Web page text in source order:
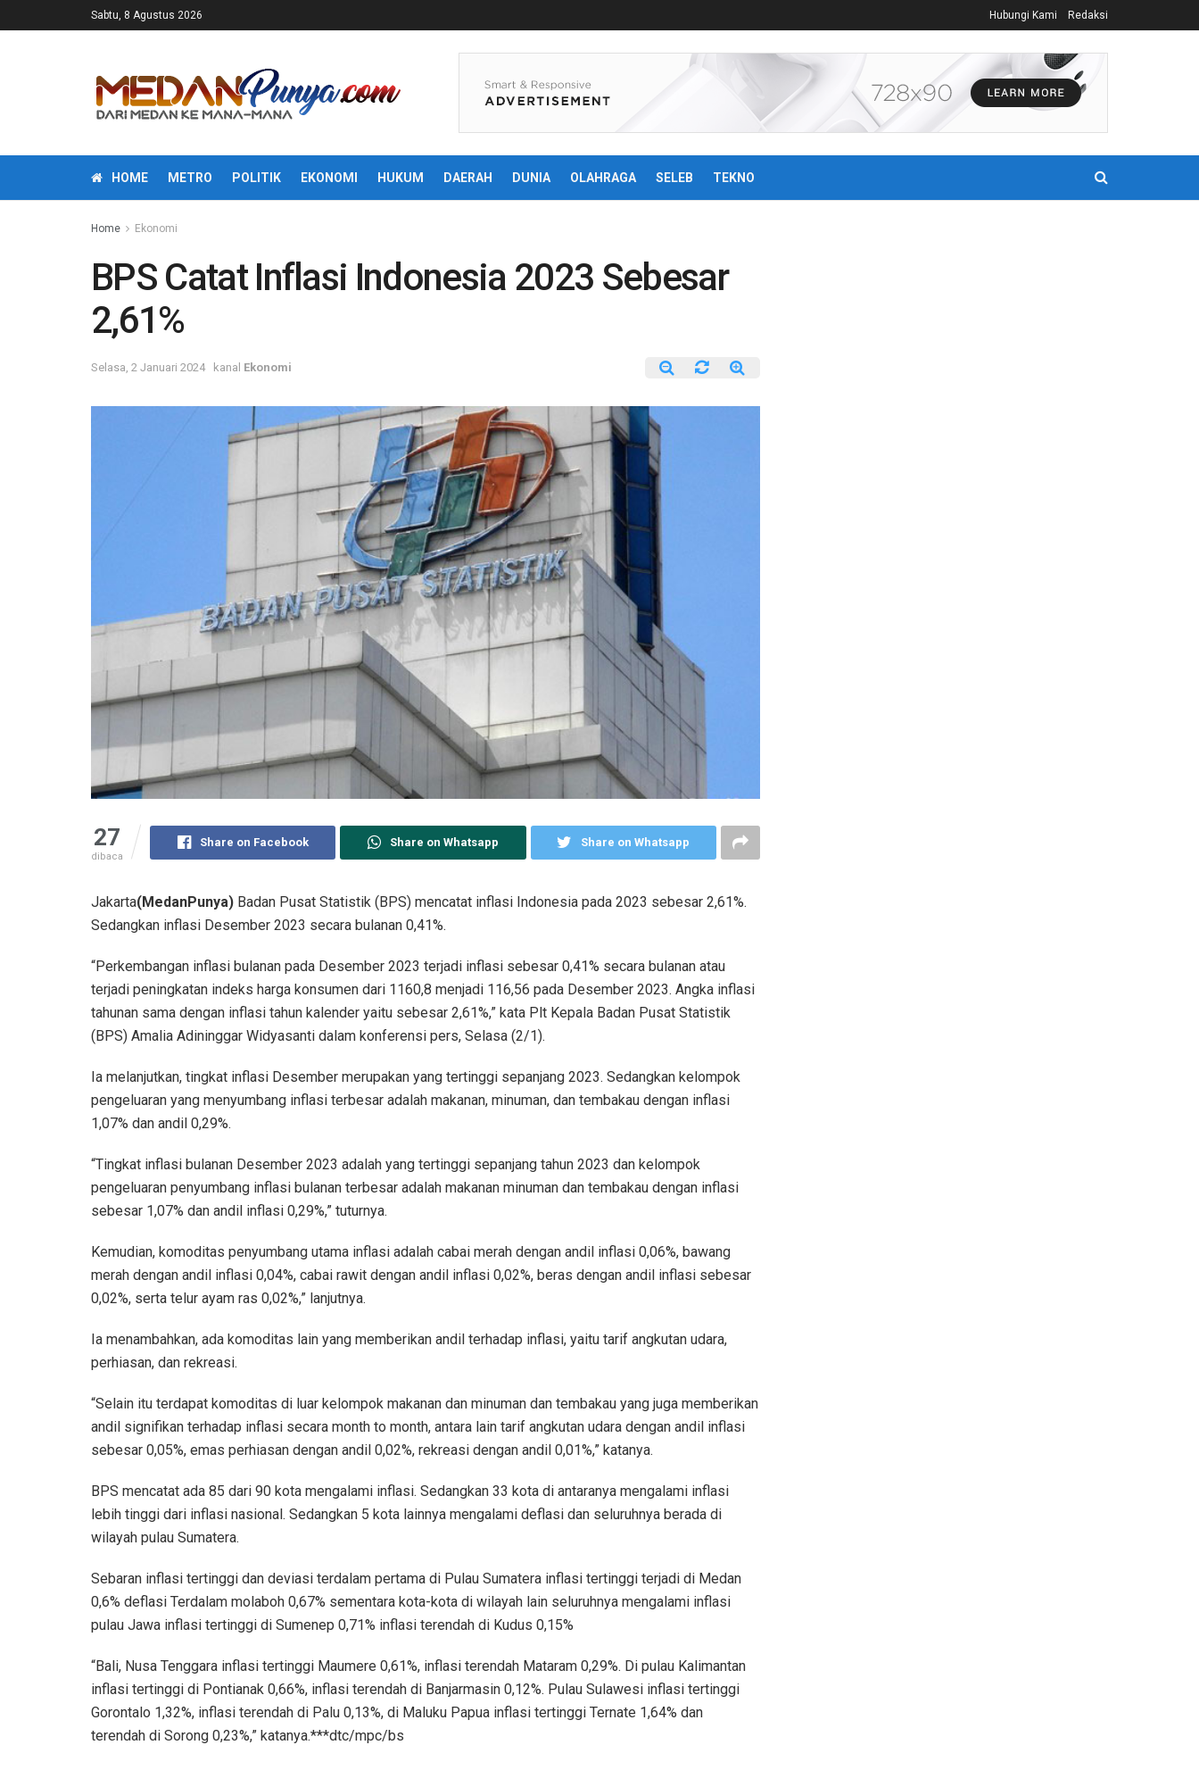
Sabtu, 8 Agustus 2026 Hubungi Kami Redaksi
HOME METRO POLITIK EKONOMI HUKUM DAERAH DUNIA OLAHRAGA SELEB TEKNO
Home Ekonomi
BPS Catat Inflasi Indonesia 2023 Sebesar
2,61%
Selasa, 2 Januari 2024 kanal Ekonomi
27
dibaca
Share on Facebook Share on Whatsapp Share on Whatsapp
Jakarta(MedanPunya) Badan Pusat Statistik (BPS) mencatat inflasi Indonesia pada 2023 sebesar 2,61%.
Sedangkan inflasi Desember 2023 secara bulanan 0,41%.
“Perkembangan inflasi bulanan pada Desember 2023 terjadi inflasi sebesar 0,41% secara bulanan atau
terjadi peningkatan indeks harga konsumen dari 1160,8 menjadi 116,56 pada Desember 2023. Angka inflasi
tahunan sama dengan inflasi tahun kalender yaitu sebesar 2,61%,” kata Plt Kepala Badan Pusat Statistik
(BPS) Amalia Adininggar Widyasanti dalam konferensi pers, Selasa (2/1).
Ia melanjutkan, tingkat inflasi Desember merupakan yang tertinggi sepanjang 2023. Sedangkan kelompok
pengeluaran yang menyumbang inflasi terbesar adalah makanan, minuman, dan tembakau dengan inflasi
1,07% dan andil 0,29%.
“Tingkat inflasi bulanan Desember 2023 adalah yang tertinggi sepanjang tahun 2023 dan kelompok
pengeluaran penyumbang inflasi bulanan terbesar adalah makanan minuman dan tembakau dengan inflasi
sebesar 1,07% dan andil inflasi 0,29%,” tuturnya.
Kemudian, komoditas penyumbang utama inflasi adalah cabai merah dengan andil inflasi 0,06%, bawang
merah dengan andil inflasi 0,04%, cabai rawit dengan andil inflasi 0,02%, beras dengan andil inflasi sebesar
0,02%, serta telur ayam ras 0,02%,” lanjutnya.
Ia menambahkan, ada komoditas lain yang memberikan andil terhadap inflasi, yaitu tarif angkutan udara,
perhiasan, dan rekreasi.
“Selain itu terdapat komoditas di luar kelompok makanan dan minuman dan tembakau yang juga memberikan
andil signifikan terhadap inflasi secara month to month, antara lain tarif angkutan udara dengan andil inflasi
sebesar 0,05%, emas perhiasan dengan andil 0,02%, rekreasi dengan andil 0,01%,” katanya.
BPS mencatat ada 85 dari 90 kota mengalami inflasi. Sedangkan 33 kota di antaranya mengalami inflasi
lebih tinggi dari inflasi nasional. Sedangkan 5 kota lainnya mengalami deflasi dan seluruhnya berada di
wilayah pulau Sumatera.
Sebaran inflasi tertinggi dan deviasi terdalam pertama di Pulau Sumatera inflasi tertinggi terjadi di Medan
0,6% deflasi Terdalam molaboh 0,67% sementara kota-kota di wilayah lain seluruhnya mengalami inflasi
pulau Jawa inflasi tertinggi di Sumenep 0,71% inflasi terendah di Kudus 0,15%
“Bali, Nusa Tenggara inflasi tertinggi Maumere 0,61%, inflasi terendah Mataram 0,29%. Di pulau Kalimantan
inflasi tertinggi di Pontianak 0,66%, inflasi terendah di Banjarmasin 0,12%. Pulau Sulawesi inflasi tertinggi
Gorontalo 1,32%, inflasi terendah di Palu 0,13%, di Maluku Papua inflasi tertinggi Ternate 1,64% dan
terendah di Sorong 0,23%,” katanya.***dtc/mpc/bs